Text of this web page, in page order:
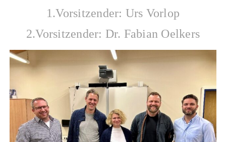
1.Vorsitzender: Urs Vorlop
2.Vorsitzender: Dr. Fabian Oelkers